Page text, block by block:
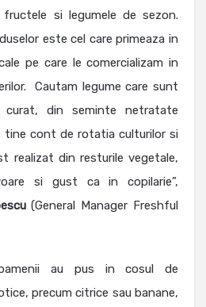
si legumele de sezon.
este cel care primeaza in
pe care le comercializam in
Cautam legume care sunt
din seminte netratate
tine cont de rotatia culturilor si
realizat din resturile vegetale,
si gust ca in copilarie”,
(General Manager Freshful
au pus in cosul de
precum citrice sau banane,